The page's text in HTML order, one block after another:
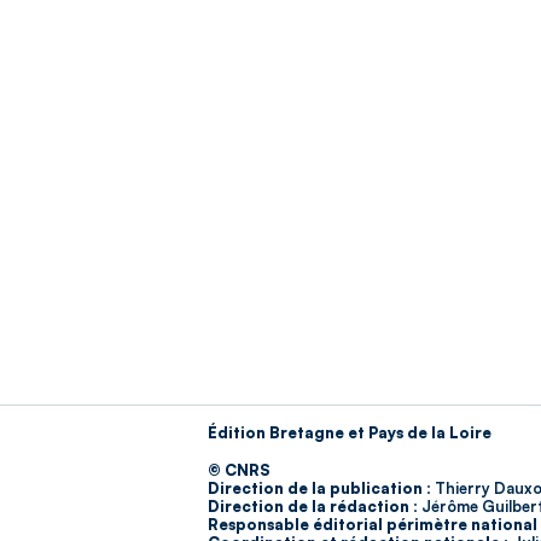
Édition Bretagne et Pays de la Loire
© CNRS
Direction de la publication : Thierry
Direction de la rédaction : Jérôme
Responsable éditorial périmètre national